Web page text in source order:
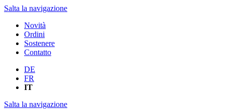
Salta la navigazione
Novità
Ordini
Sostenere
Contatto
DE
FR
IT
Salta la navigazione